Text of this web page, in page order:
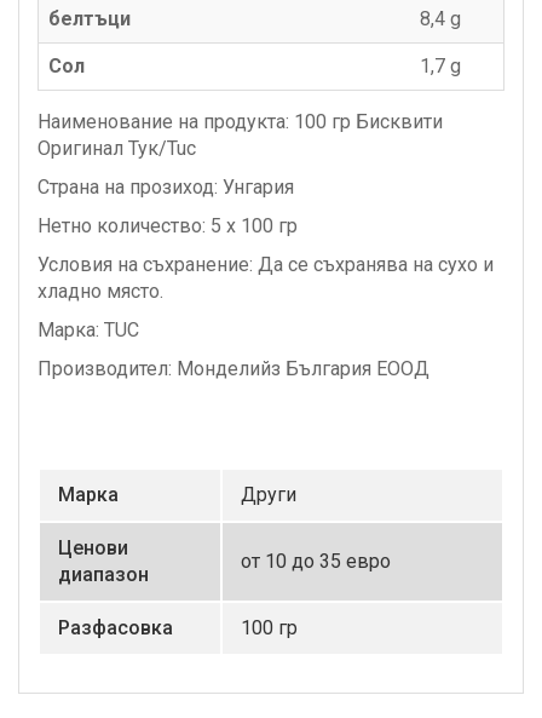
белтъци 8,4 g
Сол 1,7 g
Наименование на продукта: 100 гр Бисквити
Оригинал Тук/Tuc
Страна на прозиход: Унгария
Нетно количество: 5 x 100 гр
Условия на съхранение: Да се съхранява на сухо и
хладно място.
Марка: TUC
Производител: Монделийз България ЕООД
Маркa Други
Ценови
диапазон
от 10 до 35 евро
Разфасовка 100 гр